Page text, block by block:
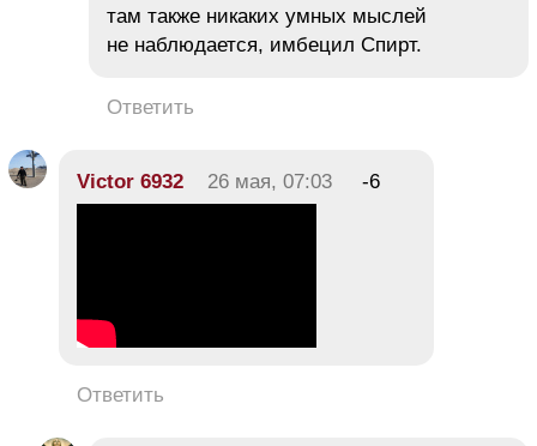
там также никаких умных мыслей
не наблюдается, имбецил Спирт.
Ответить
Victor 6932 26 мая, 07:03 -6
Ответить